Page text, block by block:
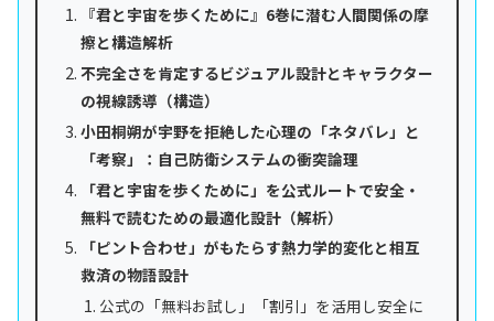
『君と宇宙を歩くために』6巻に潜む人間関係の摩
擦と構造解析
不完全さを肯定するビジュアル設計とキャラクター
の視線誘導（構造）
小田桐朔が宇野を拒絶した心理の「ネタバレ」と
「考察」：自己防衛システムの衝突論理
「君と宇宙を歩くために」を公式ルートで安全・
無料で読むための最適化設計（解析）
「ピント合わせ」がもたらす熱力学的変化と相互
救済の物語設計
公式の「無料お試し」「割引」を活用し安全に